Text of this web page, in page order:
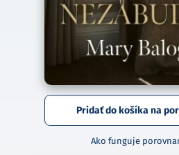
Pridať do košíka na
Ako funguje